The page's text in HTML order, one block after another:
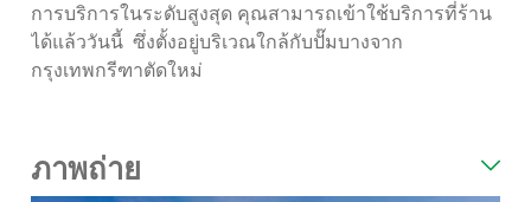
การบริการในระดับสูงสุด คุณสามารถเข้าใช้บริการที่ร้าน
ได้แล้ววันนี้ ซึ่งตั้งอยู่บริเวณใกล้กับปั๊มบางจาก
กรุงเทพกรีฑาตัดใหม่
ภาพถ่าย